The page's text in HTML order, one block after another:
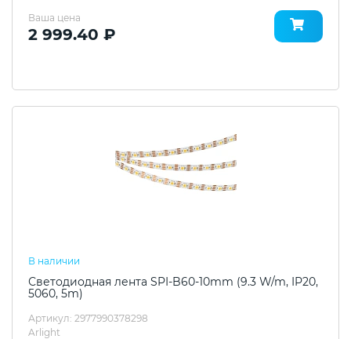
Ваша цена
2 999.40 ₽
В наличии
Светодиодная лента SPI-B60-10mm (9.3 W/m, IP20,
5060, 5m)
Артикул: 2977990378298
Arlight